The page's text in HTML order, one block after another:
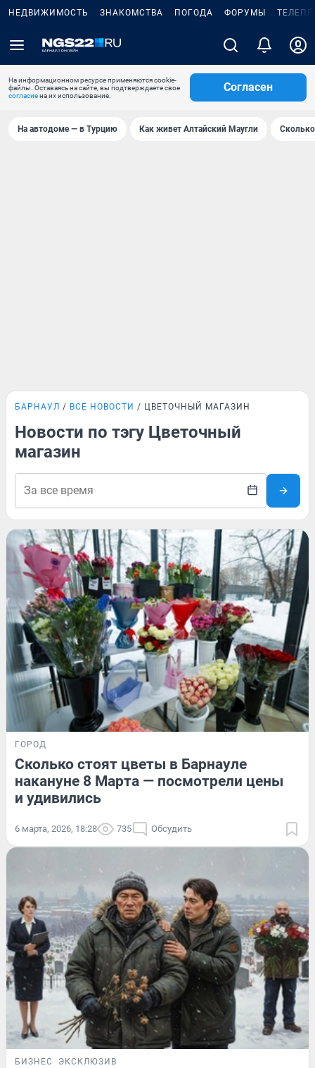
НЕДВИЖИМОСТЬ ЗНАКОМСТВА ПОГОДА ФОРУМЫ
На информационном ресурсе применяются cookie-
файлы. Оставаясь на сайте, вы подтверждаете свое
согласиена их использование.
Согласен
На автодоме — в Турцию Как живет Алтайский Маугли
БАРНАУЛ ВСЕ НОВОСТИ ЦВЕТОЧНЫЙ МАГАЗИН
Новости по тэгу Цветочный
магазин
ГОРОД
Сколько стоят цветы в Барнауле
накануне 8 Марта — посмотрели цены
и удивились
6 марта, 2026, 18:28 735 Обсудить
БИЗНЕС ЭКСКЛЮЗИВ